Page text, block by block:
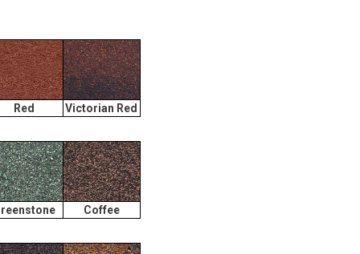
Red Victorian Red
Coffee